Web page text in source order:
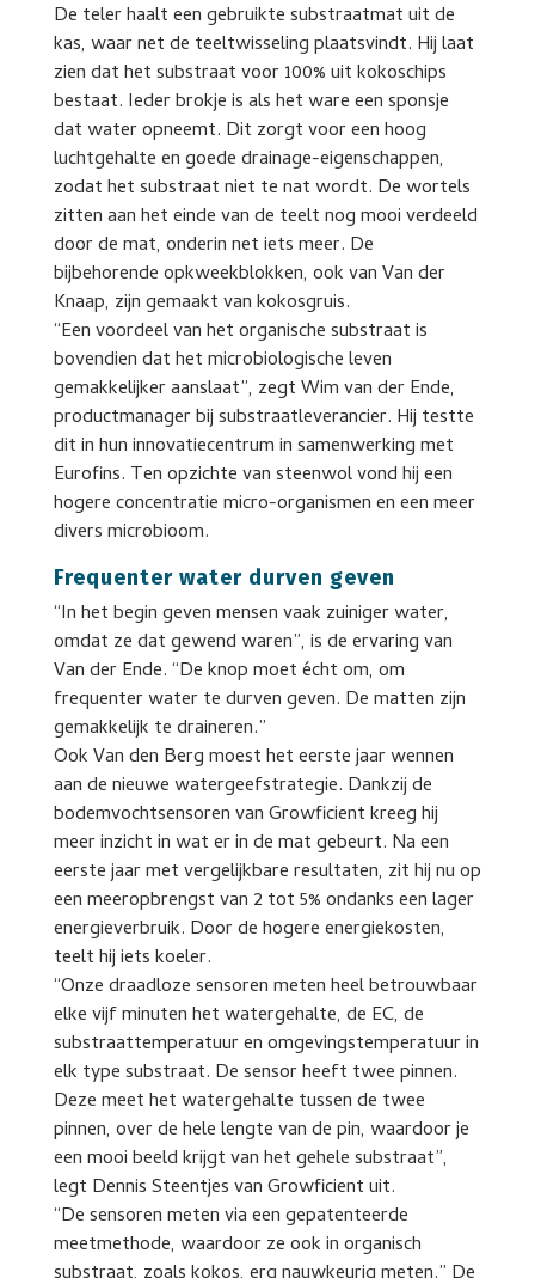
De teler haalt een gebruikte substraatmat uit de
kas, waar net de teeltwisseling plaatsvindt. Hij laat
zien dat het substraat voor 100% uit kokoschips
bestaat. Ieder brokje is als het ware een sponsje
dat water opneemt. Dit zorgt voor een hoog
luchtgehalte en goede drainage-eigenschappen,
zodat het substraat niet te nat wordt. De wortels
zitten aan het einde van de teelt nog mooi verdeeld
door de mat, onderin net iets meer. De
bijbehorende opkweekblokken, ook van Van der
Knaap, zijn gemaakt van kokosgruis.
“Een voordeel van het organische substraat is
bovendien dat het microbiologische leven
gemakkelijker aanslaat”, zegt Wim van der Ende,
productmanager bij substraatleverancier. Hij testte
dit in hun innovatiecentrum in samenwerking met
Eurofins. Ten opzichte van steenwol vond hij een
hogere concentratie micro-organismen en een meer
divers microbioom.
Frequenter water durven geven
“In het begin geven mensen vaak zuiniger water,
omdat ze dat gewend waren”, is de ervaring van
Van der Ende. “De knop moet écht om, om
frequenter water te durven geven. De matten zijn
gemakkelijk te draineren.”
Ook Van den Berg moest het eerste jaar wennen
aan de nieuwe watergeefstrategie. Dankzij de
bodemvochtsensoren van Growficient kreeg hij
meer inzicht in wat er in de mat gebeurt. Na een
eerste jaar met vergelijkbare resultaten, zit hij nu op
een meeropbrengst van 2 tot 5% ondanks een lager
energieverbruik. Door de hogere energiekosten,
teelt hij iets koeler.
“Onze draadloze sensoren meten heel betrouwbaar
elke vijf minuten het watergehalte, de EC, de
substraattemperatuur en omgevingstemperatuur in
elk type substraat. De sensor heeft twee pinnen.
Deze meet het watergehalte tussen de twee
pinnen, over de hele lengte van de pin, waardoor je
een mooi beeld krijgt van het gehele substraat”,
legt Dennis Steentjes van Growficient uit.
“De sensoren meten via een gepatenteerde
meetmethode, waardoor ze ook in organisch